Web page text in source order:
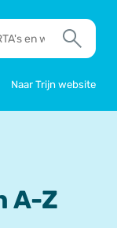
Zoek
Naar Trijn website
A-Z